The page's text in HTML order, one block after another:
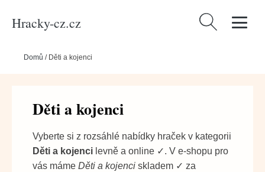
Hracky-cz.cz Vyhledávání
Domů / Děti a kojenci
Děti a kojenci
Vyberte si z rozsáhlé nabídky hraček v kategorii
Děti a kojenci levně a online ✓. V e-shopu pro
vás máme Děti a kojenci skladem ✓ za